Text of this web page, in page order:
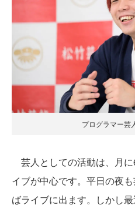
プログラマー
芸人としての活動は、月
イブが中心です。平日の夜
ばライブに出ます。しかし